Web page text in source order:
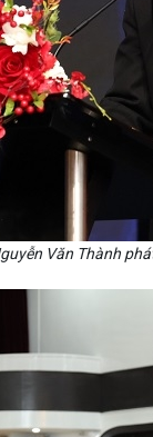
Văn Thành